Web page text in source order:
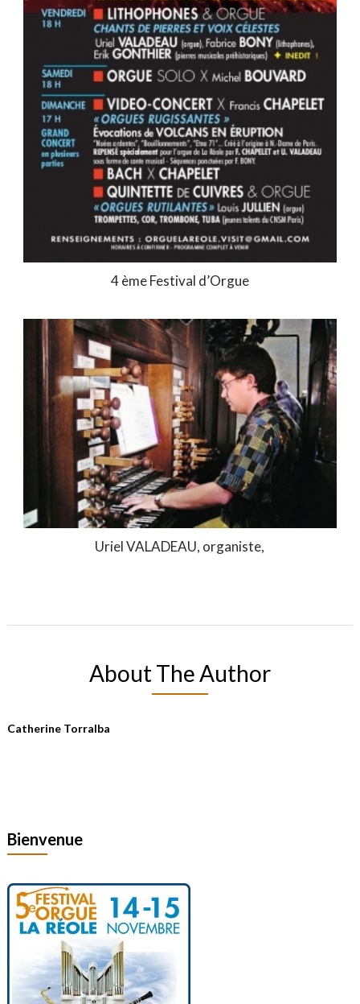
4 ème Festival d’Orgue
Uriel VALADEAU, organiste,
About The Author
Catherine Torralba
Bienvenue